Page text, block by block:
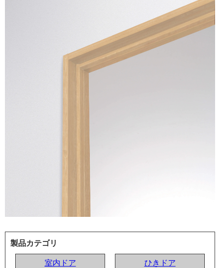
製品カテゴリ
室内ドア
ひきドア